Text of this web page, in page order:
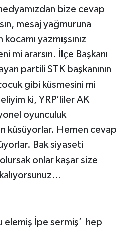
bize cevap
mesaj yağmuruna
yazmışsınız
mi ararsın. İlçe Başkanı
partili STK başkanının
gibi küsmesini mi
ki, YRP’liler AK
oyunculuk
küsüyorlar. Hemen cevap
Bak siyaseti
onlar kaşar size
elemiş İpe sermiş’ hep